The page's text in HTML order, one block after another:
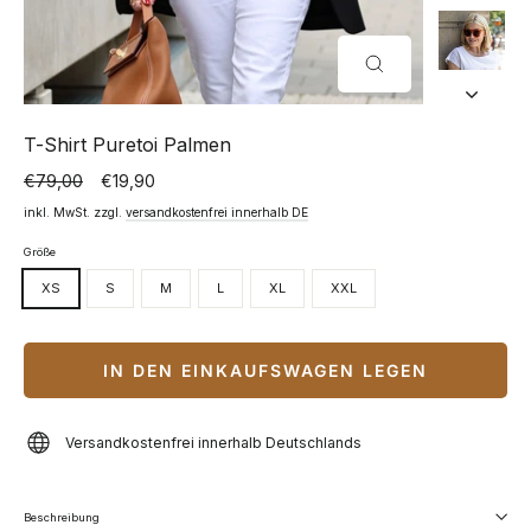
ESC)
T-Shirt Puretoi Palmen
Normaler
Preis
€79,00
Sonderpreis€19,90
inkl. MwSt. zzgl. versandkostenfrei innerhalb DE
Größe
XS S M L XL XXL
IN DEN EINKAUFSWAGEN LEGEN
Versandkostenfrei innerhalb Deutschlands
Beschreibung